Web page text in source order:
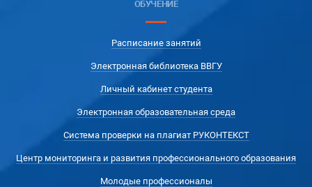
ОБУЧЕНИЕ
Расписание занятий
Электронная библиотека ВВГУ
Личный кабинет студента
Электронная образовательная среда
Система проверки на плагиат РУКОНТЕКСТ
Центр мониторинга и развития профессионального образования
Молодые профессионалы